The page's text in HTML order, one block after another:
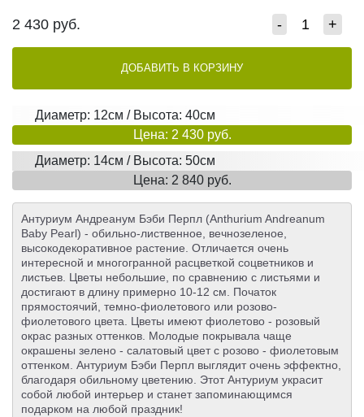
2 430 руб. - +
ДОБАВИТЬ В КОРЗИНУ
Диаметр: 12см / Высота: 40см
Цена: 2 430 руб.
Диаметр: 14см / Высота: 50см
Цена: 2 840 руб.
Антуриум Андреанум Бэби Перпл (Anthurium Andreanum
Baby Pearl) - обильно-лиственное, вечнозеленое,
высокодекоративное растение. Отличается очень
интересной и многогранной расцветкой соцветников и
листьев. Цветы небольшие, по сравнению с листьями и
достигают в длину примерно 10-12 см. Початок
прямостоячий, темно-фиолетового или розово-
фиолетового цвета. Цветы имеют фиолетово - розовый
окрас разных оттенков. Молодые покрывала чаще
окрашены зелено - салатовый цвет с розово - фиолетовым
оттенком. Антуриум Бэби Перпл выглядит очень эффектно,
благодаря обильному цветению. Этот Антуриум украсит
собой любой интерьер и станет запоминающимся
подарком на любой праздник!